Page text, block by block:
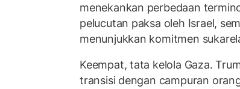
menekankan perbedaan
pelucutan paksa oleh Israel,
menunjukkan komitmen
Keempat, tata kelola Gaza.
transisi dengan campuran